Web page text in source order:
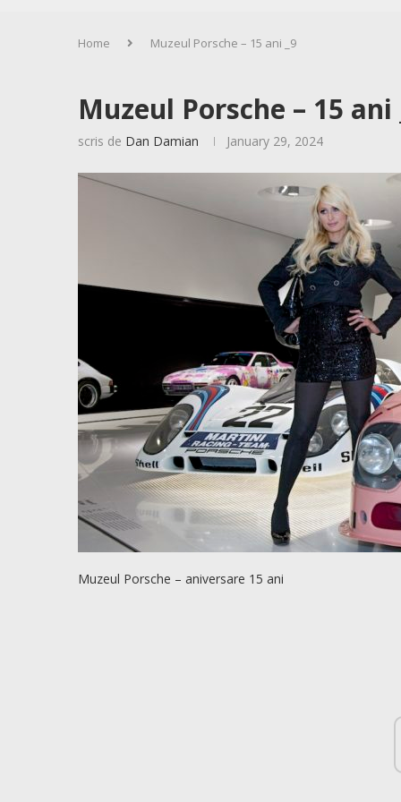
Home Muzeul Porsche – 15 ani _9
Muzeul Porsche – 15 ani
scris de Dan Damian January 29, 2024
Muzeul Porsche – aniversare 15 ani